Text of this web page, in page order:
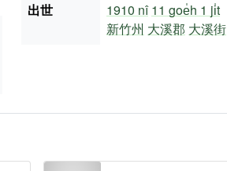
出世 1910 nî 11 goe̍h 1 ji̍t
新竹州 大溪郡 大溪街